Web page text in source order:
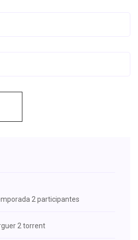
2 participantes
2 torrent